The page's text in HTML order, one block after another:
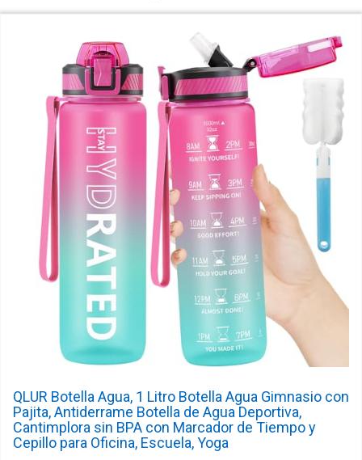
QLUR Botella Agua, 1 Litro Botella Agua Gimnasio con
Pajita, Antiderrame Botella de Agua Deportiva,
Cantimplora sin BPA con Marcador de Tiempo y
Cepillo para Oficina, Escuela, Yoga